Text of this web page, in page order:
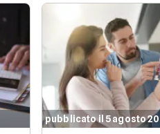
pubblicato il 5 agosto